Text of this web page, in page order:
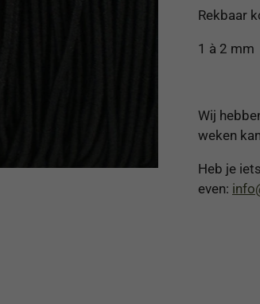
Rekbaar
1 à 2 mm
Wij
weken
Heb je
even: